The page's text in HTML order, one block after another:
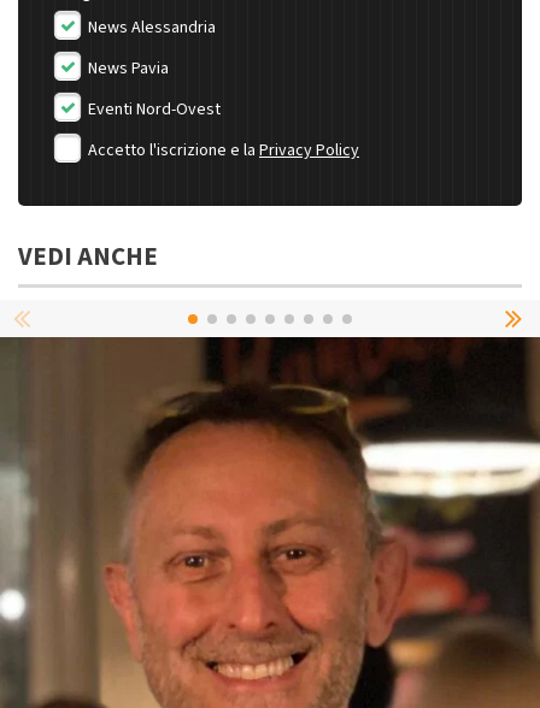
News Alessandria
News Pavia
Eventi Nord-Ovest
Accetto l'iscrizione e la Privacy Policy
VEDI ANCHE